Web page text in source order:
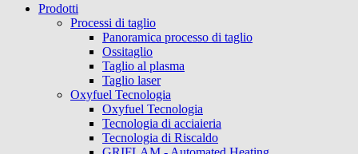
Prodotti
Processi di taglio
Panoramica processo di taglio
Ossitaglio
Taglio al plasma
Taglio laser
Oxyfuel Tecnologia
Oxyfuel Tecnologia
Tecnologia di acciaieria
Tecnologia di Riscaldo